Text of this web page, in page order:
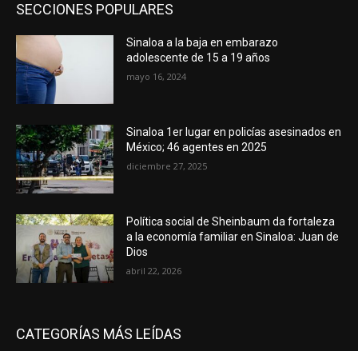
SECCIONES POPULARES
Sinaloa a la baja en embarazo
adolescente de 15 a 19 años
mayo 16, 2024
Sinaloa 1er lugar en policías asesinados en
México; 46 agentes en 2025
diciembre 27, 2025
Política social de Sheinbaum da fortaleza
a la economía familiar en Sinaloa: Juan de
Dios
abril 22, 2026
CATEGORÍAS MÁS LEÍDAS